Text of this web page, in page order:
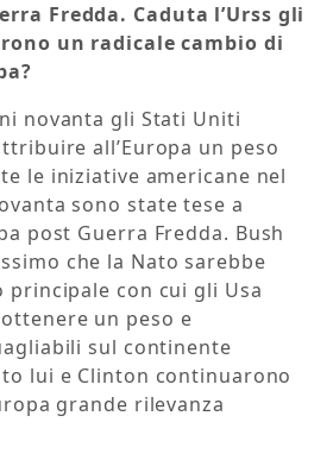
Fredda. Caduta l’Urss gli
un radicale cambio di
novanta gli Stati Uniti
all’Europa un peso
le iniziative americane nel
sono state tese a
post Guerra Fredda. Bush
che la Nato sarebbe
con cui gli Usa
un peso e
sul continente
lui e Clinton continuarono
grande rilevanza